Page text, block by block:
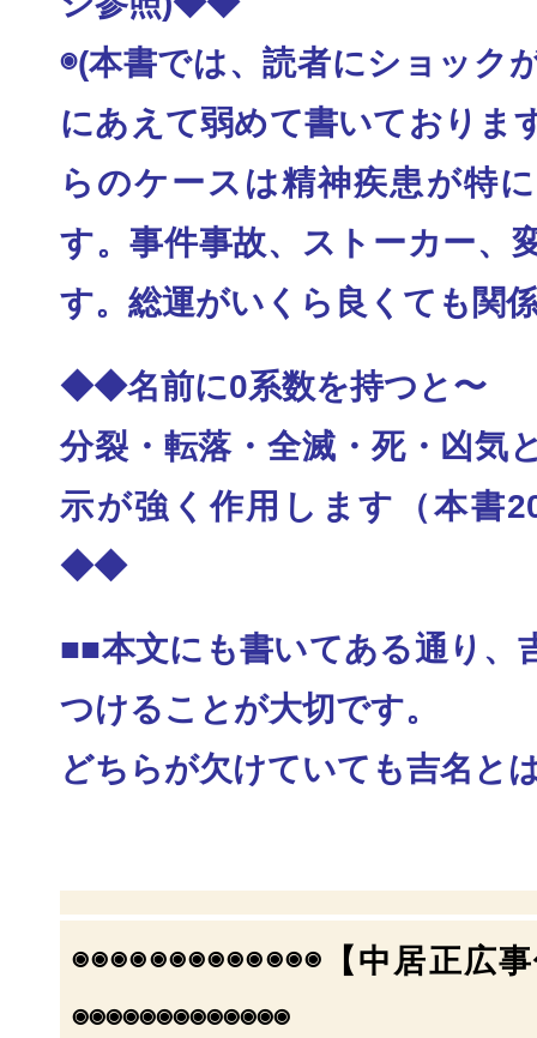
◉(本書では、読者にショック
にあえて弱めて書いておりま
らのケースは精神疾患が特
す。事件事故、ストーカー、
す。総運がいくら良くても関
◆◆名前に0系数を持つと〜
分裂・転落・全滅・死・凶気
示が強く作用します
（本書
◆◆
■■本文にも書いてある通り、
つけることが大切です。
どちらが欠けていても吉名と
◉◉◉◉◉◉◉◉◉◉◉◉◉【中居正広
◉◉◉◉◉◉◉◉◉◉◉◉◉